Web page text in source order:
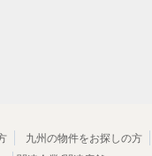
九州の物件をお探しの方